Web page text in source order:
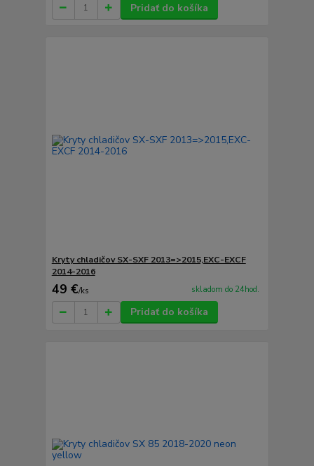
Pridať do košíka
Kryty chladičov SX-SXF 2013=>2015,EXC-EXCF
2014-2016
49 €/ks skladom do 24hod.
Pridať do košíka